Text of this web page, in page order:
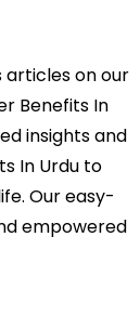
articles on our
Benefits In
insights and
In Urdu to
Our easy-
empowered